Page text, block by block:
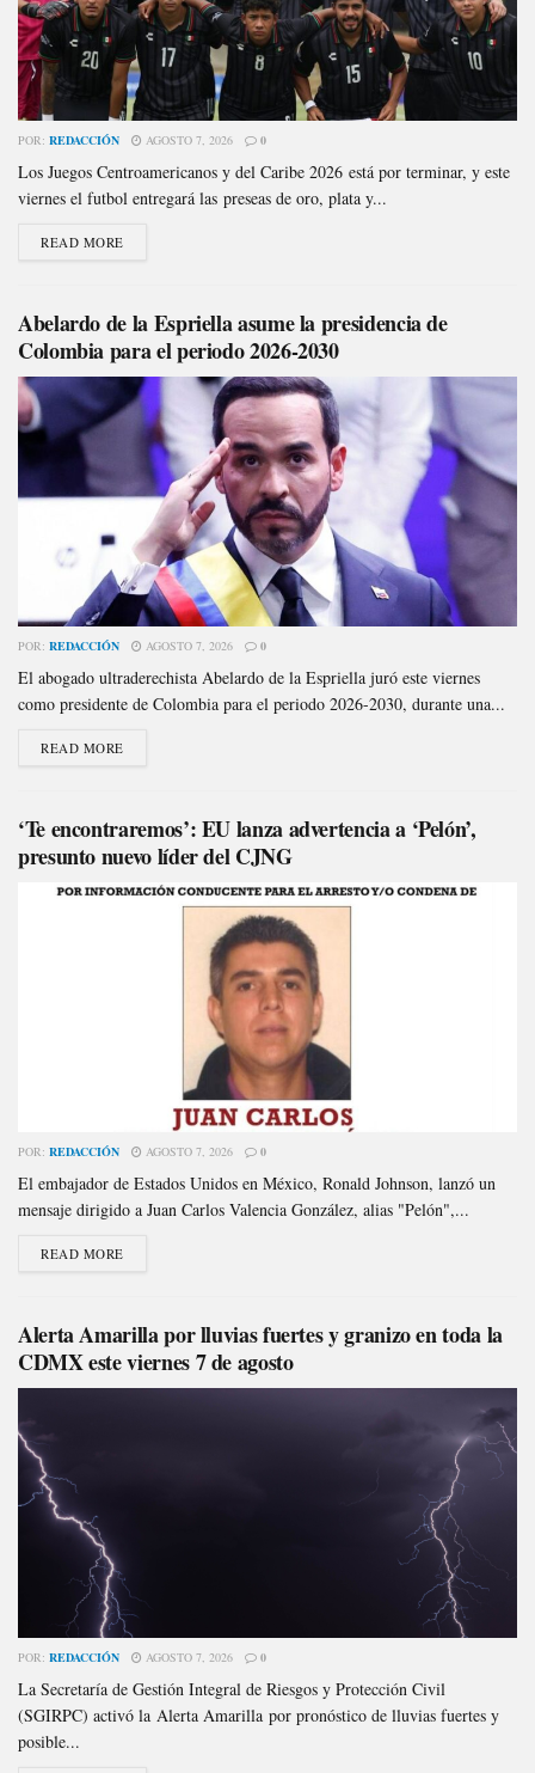
POR: REDACCIÓN AGOSTO 7, 2026 0
Los Juegos Centroamericanos y del Caribe 2026 está por terminar, y este
viernes el futbol entregará las preseas de oro, plata y...
READ MORE
Abelardo de la Espriella asume la presidencia de
Colombia para el periodo 2026-2030
POR: REDACCIÓN AGOSTO 7, 2026 0
El abogado ultraderechista Abelardo de la Espriella juró este viernes
como presidente de Colombia para el periodo 2026-2030, durante una...
READ MORE
‘Te encontraremos’: EU lanza advertencia a ‘Pelón’,
presunto nuevo líder del CJNG
POR: REDACCIÓN AGOSTO 7, 2026 0
El embajador de Estados Unidos en México, Ronald Johnson, lanzó un
mensaje dirigido a Juan Carlos Valencia González, alias "Pelón",...
READ MORE
Alerta Amarilla por lluvias fuertes y granizo en toda la
CDMX este viernes 7 de agosto
POR: REDACCIÓN AGOSTO 7, 2026 0
La Secretaría de Gestión Integral de Riesgos y Protección Civil
(SGIRPC) activó la Alerta Amarilla por pronóstico de lluvias fuertes y
posible...